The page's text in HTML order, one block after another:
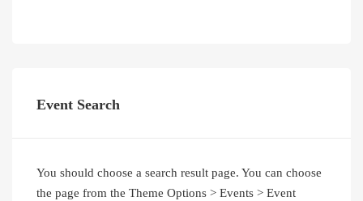
Event Search
You should choose a search result page. You can choose
the page from the Theme Options > Events > Event